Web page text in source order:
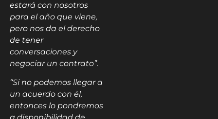
estará con nosotros
para el año que viene,
pero nos da el derecho
de tener
conversaciones y
negociar un contrato”.
“Si no podemos llegar a
un acuerdo con él,
entonces lo pondremos